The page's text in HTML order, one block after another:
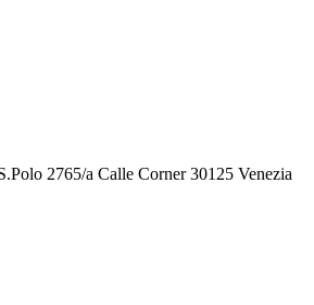
2765/a Calle Corner 30125 Venezia